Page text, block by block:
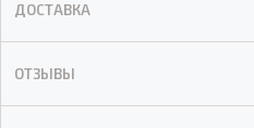
ДОСТАВКА
ОТЗЫВЫ